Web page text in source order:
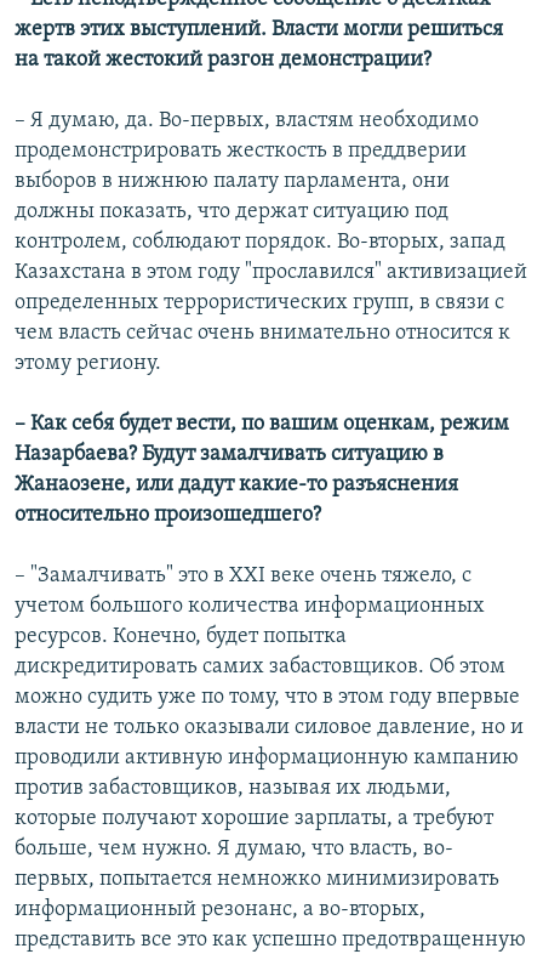
жертв этих выступлений. Власти могли решиться
на такой жестокий разгон демонстрации?
– Я думаю, да. Во-первых, властям необходимо
продемонстрировать жесткость в преддверии
выборов в нижнюю палату парламента, они
должны показать, что держат ситуацию под
контролем, соблюдают порядок. Во-вторых, запад
Казахстана в этом году "прославился" активизацией
определенных террористических групп, в связи с
чем власть сейчас очень внимательно относится к
этому региону.
– Как себя будет вести, по вашим оценкам, режим
Назарбаева? Будут замалчивать ситуацию в
Жанаозене, или дадут какие-то разъяснения
относительно произошедшего?
– "Замалчивать" это в XXI веке очень тяжело, с
учетом большого количества информационных
ресурсов. Конечно, будет попытка
дискредитировать самих забастовщиков. Об этом
можно судить уже по тому, что в этом году впервые
власти не только оказывали силовое давление, но и
проводили активную информационную кампанию
против забастовщиков, называя их людьми,
которые получают хорошие зарплаты, а требуют
больше, чем нужно. Я думаю, что власть, во-
первых, попытается немножко минимизировать
информационный резонанс, а во-вторых,
представить все это как успешно предотвращенную